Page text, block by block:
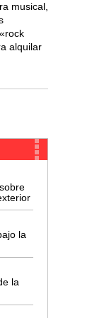
musical,
alquilar
la
la